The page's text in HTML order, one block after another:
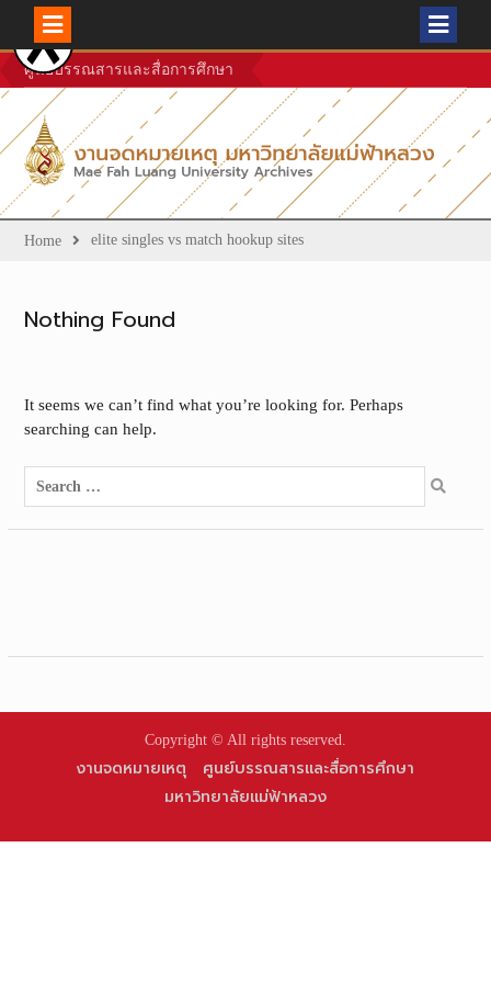
Skip
to
content
ศูนย์บรรณสารและสื่อการศึกษา
Home elite singles vs match hookup sites
Nothing Found
It seems we can’t find what you’re looking for. Perhaps
searching can help.
Search
for:
Copyright © All rights reserved.
งานจดหมายเหตุ
ศูนย์บรรณสารและสื่อการศึกษา
มหาวิทยาลัยแม่ฟ้าหลวง